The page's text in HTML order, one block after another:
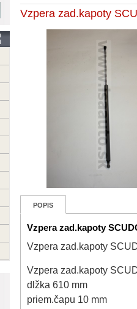
Vzpera zad.kapoty
POPIS
Vzpera zad.kapoty
Vzpera zad.kapoty
Vzpera zad.kapoty
dlžka 610 mm
priem.čapu 10 mm